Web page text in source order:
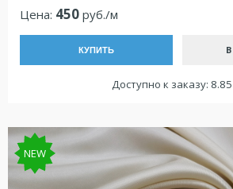
Цена: 450 руб./м
КУПИТЬ
Доступно к заказу:
NEW